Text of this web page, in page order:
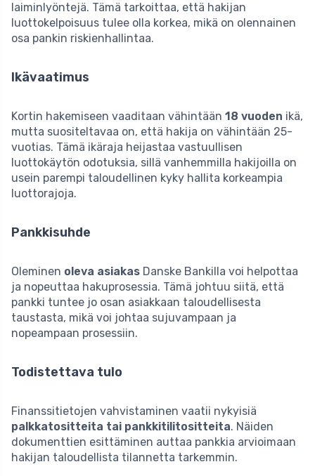
laiminlyöntejä. Tämä tarkoittaa, että hakijan
luottokelpoisuus tulee olla korkea, mikä on olennainen
osa pankin riskienhallintaa.
Ikävaatimus
Kortin hakemiseen vaaditaan vähintään 18 vuoden ikä,
mutta suositeltavaa on, että hakija on vähintään 25-
vuotias. Tämä ikäraja heijastaa vastuullisen
luottokäytön odotuksia, sillä vanhemmilla hakijoilla on
usein parempi taloudellinen kyky hallita korkeampia
luottorajoja.
Pankkisuhde
Oleminen oleva asiakas Danske Bankilla voi helpottaa
ja nopeuttaa hakuprosessia. Tämä johtuu siitä, että
pankki tuntee jo osan asiakkaan taloudellisesta
taustasta, mikä voi johtaa sujuvampaan ja
nopeampaan prosessiin.
Todistettava tulo
Finanssitietojen vahvistaminen vaatii nykyisiä
palkkatositteita tai pankkitilitositteita. Näiden
dokumenttien esittäminen auttaa pankkia arvioimaan
hakijan taloudellista tilannetta tarkemmin.